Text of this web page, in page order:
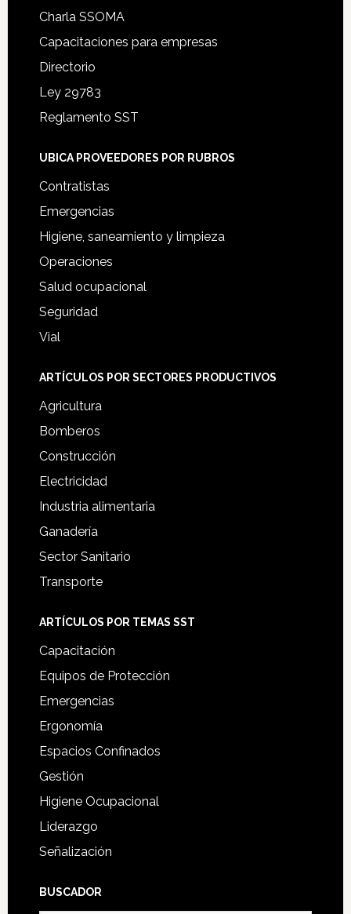
Charla SSOMA
Capacitaciones para empresas
Directorio
Ley 29783
Reglamento SST
UBICA PROVEEDORES POR RUBROS
Contratistas
Emergencias
Higiene, saneamiento y limpieza
Operaciones
Salud ocupacional
Seguridad
Vial
ARTÍCULOS POR SECTORES PRODUCTIVOS
Agricultura
Bomberos
Construcción
Electricidad
Industria alimentaria
Ganadería
Sector Sanitario
Transporte
ARTÍCULOS POR TEMAS SST
Capacitación
Equipos de Protección
Emergencias
Ergonomía
Espacios Confinados
Gestión
Higiene Ocupacional
Liderazgo
Señalización
BUSCADOR